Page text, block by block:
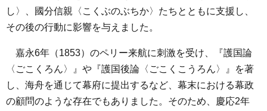
し〉、國分信親〈こくぶのぶちか〉たちとともに支援し、
その後の行動に影響を与えました。
嘉永6年（1853）のペリー来航に刺激を受け、『護国論
〈ごこくろん〉』や『護国後論〈ごこくこうろん〉』を著
し、海舟を通じて幕府に提出するなど、幕末における幕政
の顧問のような存在でもありました。そのため、慶応2年